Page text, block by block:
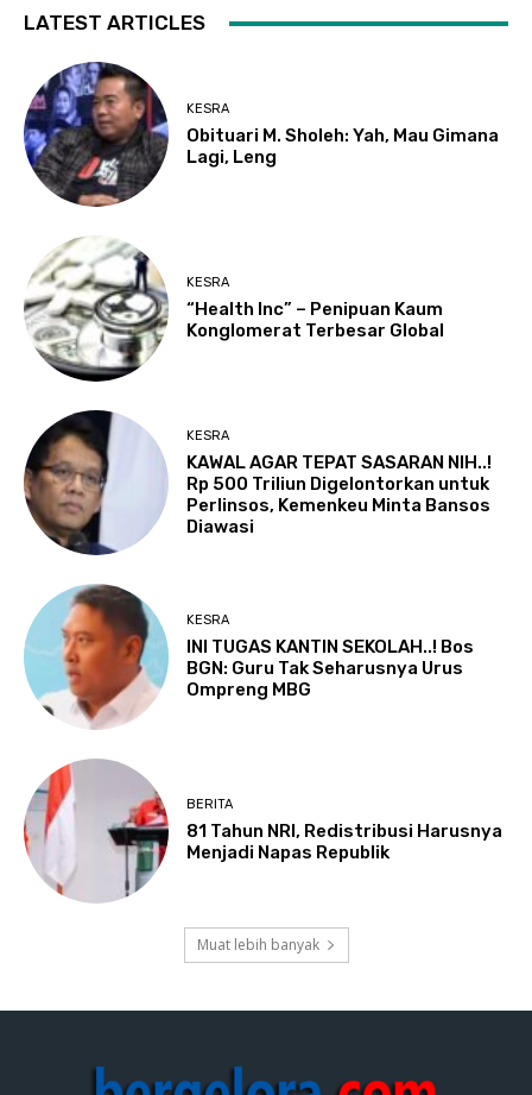
LATEST ARTICLES
KESRA
Obituari M. Sholeh: Yah, Mau Gimana
Lagi, Leng
KESRA
“Health Inc” – Penipuan Kaum
Konglomerat Terbesar Global
KESRA
KAWAL AGAR TEPAT SASARAN NIH..!
Rp 500 Triliun Digelontorkan untuk
Perlinsos, Kemenkeu Minta Bansos
Diawasi
KESRA
INI TUGAS KANTIN SEKOLAH..! Bos
BGN: Guru Tak Seharusnya Urus
Ompreng MBG
BERITA
81 Tahun NRI, Redistribusi Harusnya
Menjadi Napas Republik
Muat lebih banyak